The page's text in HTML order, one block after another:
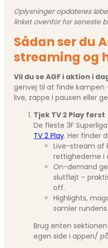
Oplysninger opdateres
linket ovenfor for seneste
Sådan ser du
streaming og
Vil du se AGF i aktion i
genvej til at finde kampen
live, zappe i pausen eller
Tjek TV 2 Play først
De fleste 3F
TV 2 Play. Her finder
Live-stream af
rettighederne i
On-demand
slutfløjt –
off.
Highlights,
samler
Brug enten sektionen
egen side i appen/